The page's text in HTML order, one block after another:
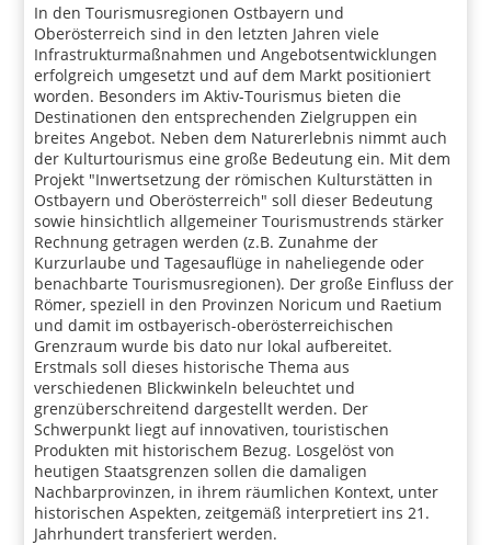
In den Tourismusregionen Ostbayern und
Oberösterreich sind in den letzten Jahren viele
Infrastrukturmaßnahmen und Angebotsentwicklungen
erfolgreich umgesetzt und auf dem Markt positioniert
worden. Besonders im Aktiv-Tourismus bieten die
Destinationen den entsprechenden Zielgruppen ein
breites Angebot. Neben dem Naturerlebnis nimmt auch
der Kulturtourismus eine große Bedeutung ein. Mit dem
Projekt "Inwertsetzung der römischen Kulturstätten in
Ostbayern und Oberösterreich" soll dieser Bedeutung
sowie hinsichtlich allgemeiner Tourismustrends stärker
Rechnung getragen werden (z.B. Zunahme der
Kurzurlaube und Tagesauflüge in naheliegende oder
benachbarte Tourismusregionen). Der große Einfluss der
Römer, speziell in den Provinzen Noricum und Raetium
und damit im ostbayerisch-oberösterreichischen
Grenzraum wurde bis dato nur lokal aufbereitet.
Erstmals soll dieses historische Thema aus
verschiedenen Blickwinkeln beleuchtet und
grenzüberschreitend dargestellt werden. Der
Schwerpunkt liegt auf innovativen, touristischen
Produkten mit historischem Bezug. Losgelöst von
heutigen Staatsgrenzen sollen die damaligen
Nachbarprovinzen, in ihrem räumlichen Kontext, unter
historischen Aspekten, zeitgemäß interpretiert ins 21.
Jahrhundert transferiert werden.